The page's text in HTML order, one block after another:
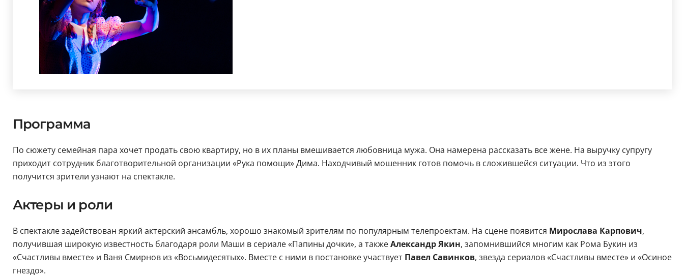
Программа
По сюжету семейная пара хочет продать свою квартиру, но в их планы вмешивается любовница мужа. Она намерена рассказать все жене. На выручку супругу
приходит сотрудник благотворительной организации «Рука помощи» Дима. Находчивый мошенник готов помочь в сложившейся ситуации. Что из этого
получится зрители узнают на спектакле.
Актеры и роли
В спектакле задействован яркий актерский ансамбль, хорошо знакомый зрителям по популярным телепроектам. На сцене появится Мирослава Карпович,
получившая широкую известность благодаря роли Маши в сериале «Папины дочки», а такжеАлександр Якин, запомнившийся многим как Рома Букин из
«Счастливы вместе» и Ваня Смирнов из «Восьмидесятых». Вместе с ними в постановке участвует Павел Савинков, звезда сериалов «Счастливы вместе» и «Осиное
гнездо».